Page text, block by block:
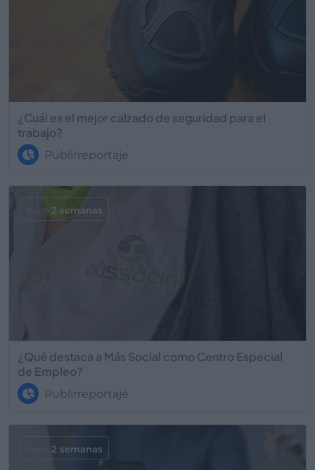
¿Cuál es el mejor calzado de seguridad para el
trabajo?
Publirreportaje
¿Qué destaca a Más Social como Centro Especial
de Empleo?
Publirreportaje
hace 2 semanas
2 semanas